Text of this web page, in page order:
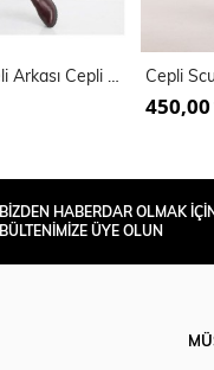
Fermuarlı Düğmeli Arkası Cepli Kot Pantolon
450,00
BİZDEN HABERDAR OLMAK
BÜLTENİMİZE ÜYE OLUN